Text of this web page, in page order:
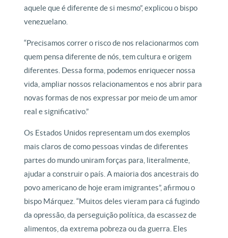
aquele que é diferente de si mesmo”, explicou o bispo
venezuelano.
“Precisamos correr o risco de nos relacionarmos com
quem pensa diferente de nós, tem cultura e origem
diferentes. Dessa forma, podemos enriquecer nossa
vida, ampliar nossos relacionamentos e nos abrir para
novas formas de nos expressar por meio de um amor
real e significativo.”
Os Estados Unidos representam um dos exemplos
mais claros de como pessoas vindas de diferentes
partes do mundo uniram forças para, literalmente,
ajudar a construir o país. A maioria dos ancestrais do
povo americano de hoje eram imigrantes”, afirmou o
bispo Márquez. “Muitos deles vieram para cá fugindo
da opressão, da perseguição política, da escassez de
alimentos, da extrema pobreza ou da guerra. Eles